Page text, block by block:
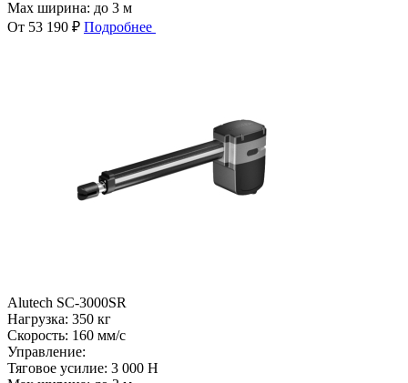
Max ширина: до 3 м
От 53 190 ₽ Подробнее
Alutech SC-3000SR
Нагрузка: 350 кг
Скорость: 160 мм/с
Управление:
Тяговое усилие: 3 000 Н